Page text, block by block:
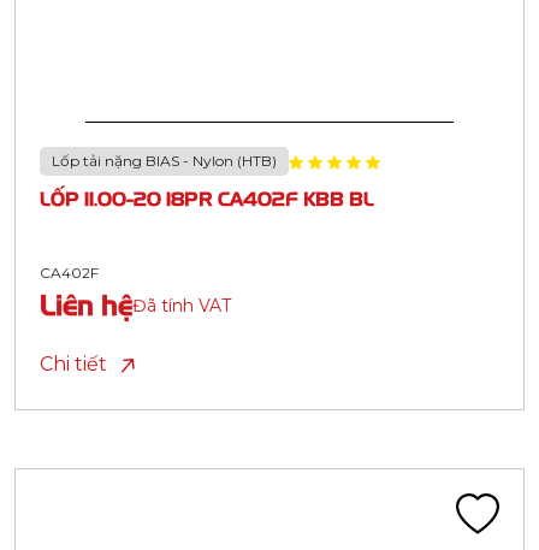
Lốp tải nặng BIAS - Nylon (HTB)
LỐP 11.00-20 18PR CA402F KBB BL
CA402F
Liên hệĐã tính VAT
Chi tiết